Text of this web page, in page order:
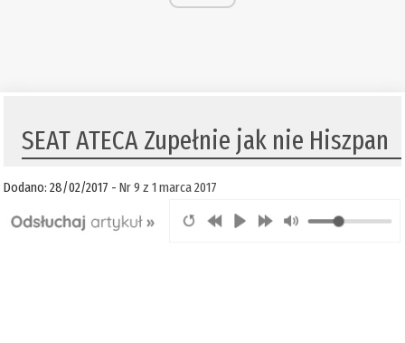
SEAT ATECA Zupełnie jak nie Hiszpan
Dodano: 28/02/2017 -Nr 9 z 1 marca 2017